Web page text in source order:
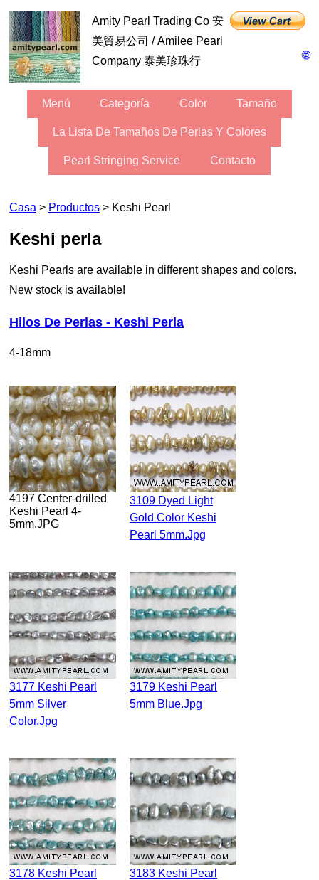
🌐
Amity Pearl Trading Co 安
美貿易公司 / Amilee Pearl
Company 泰美珍珠行
Menú Categoría Color Tamaño
La Lista De Tamaños De Perlas Y Colores
Pearl Stringing Service Contacto
Casa > Productos > Keshi Pearl
Keshi perla
Keshi Pearls are available in different shapes and colors.
New stock is available!
Hilos De Perlas - Keshi Perla
4-18mm
4197 Center-drilled
Keshi Pearl 4-
5mm.JPG
3109 Dyed Light
Gold Color Keshi
Pearl 5mm.jpg
3177 Keshi Pearl
5mm Silver
Color.jpg
3179 Keshi Pearl
5mm Blue.jpg
3178 Keshi Pearl
3183 Keshi Pearl